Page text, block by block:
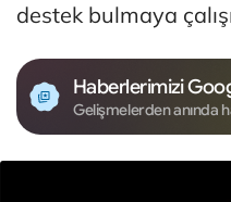
destek bulmaya
Haberlerimizi
Gelişmelerden anında